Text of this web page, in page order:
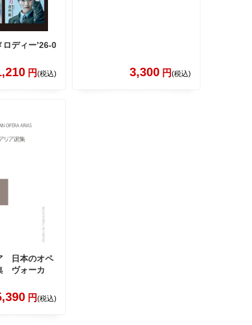
ディー’26-0
円 (税込) 3,300 円 (税込)
日本のオペ
ヴォーカ
円 (税込)